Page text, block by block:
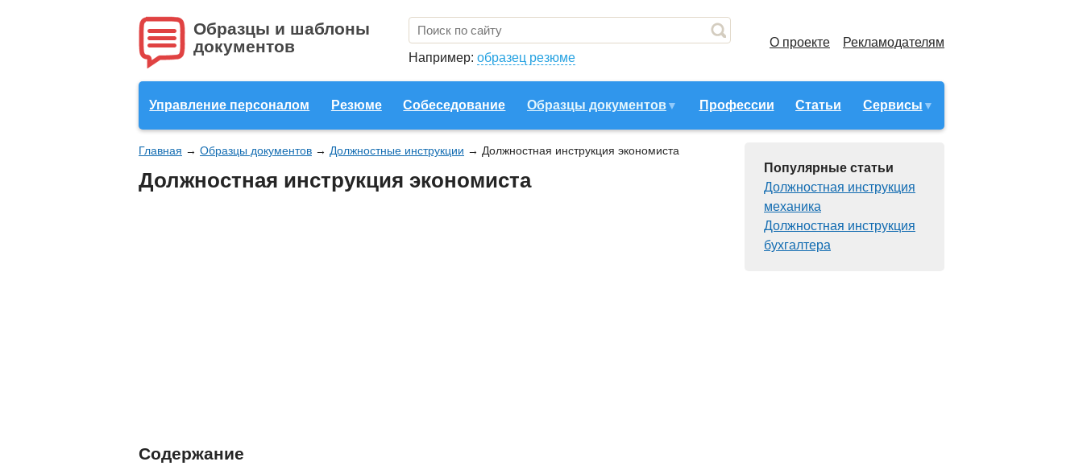
Образцы и шаблоны
документов
Например: образец резюме
О проекте Рекламодателям
Управление персоналом Резюме Собеседование Образцы документов Профессии Статьи Сервисы
Главная → Образцы документов → Должностные инструкции → Должностная инструкция экономиста
Должностная инструкция экономиста
Содержание
Популярные статьи
Должностная инструкция
механика
Должностная инструкция
бухгалтера